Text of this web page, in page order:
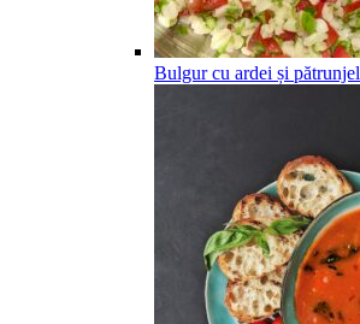
Bulgur cu ardei și pătrunjel